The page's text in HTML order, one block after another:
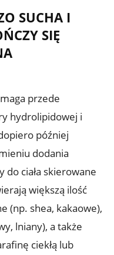
SUCHA I
SIĘ
przede
hydrolipidowej i
później
dodania
ciała skierowane
większą ilość
(np. shea, kakaowe),
lniany), a także
ciekłą lub